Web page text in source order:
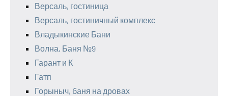
Версаль, гостиница
Версаль, гостиничный комплекс
Владыкинские Бани
Волна, Баня №9
Гарант и К
Гатп
Горыныч, баня на дровах